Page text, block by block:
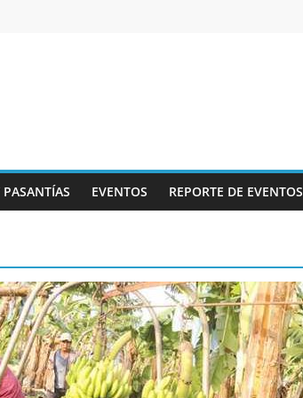
PASANTÍAS EVENTOS REPORTE DE EVENTOS